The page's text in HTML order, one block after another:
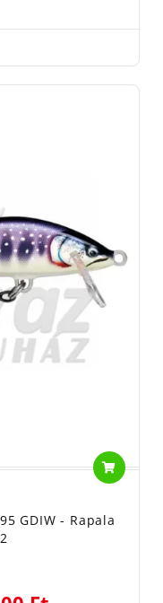
GDIW - Rapala